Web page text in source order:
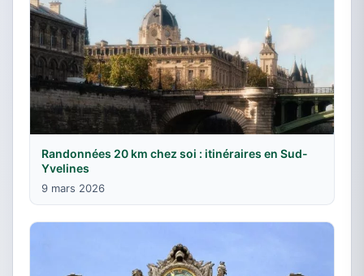
Randonnées 20 km chez soi : itinéraires en Sud-
Yvelines
9 mars 2026